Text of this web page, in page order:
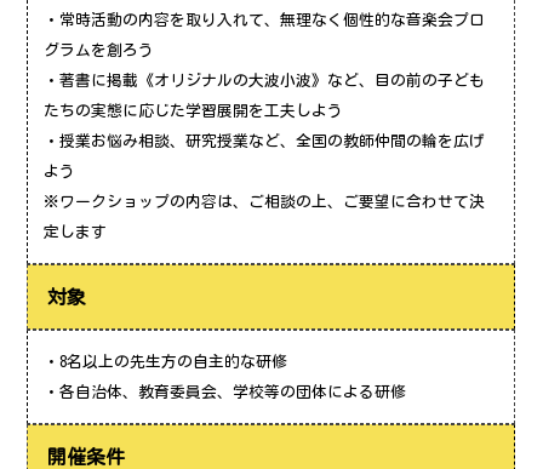
・常時活動の内容を取り入れて、無理なく個性的な音楽会プロ
グラムを創ろう
・著書に掲載《オリジナルの大波小波》など、目の前の子ども
たちの実態に応じた学習展開を工夫しよう
・授業お悩み相談、研究授業など、全国の教師仲間の輪を広げ
よう
※ワークショップの内容は、ご相談の上、ご要望に合わせて決
定します
対象
・8名以上の先生方の自主的な研修
・各自治体、教育委員会、学校等の団体による研修
開催条件